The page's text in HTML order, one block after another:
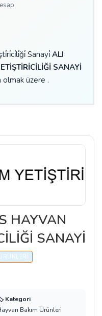
Sanayi̇ ALI
SANAYİ
olmak üzere .
HAYVAN
SANAYİ
Kategori
Bakım Ürünleri